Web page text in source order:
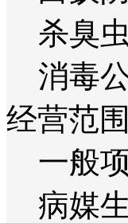
杀臭
消毒
经营范围
一般
病媒